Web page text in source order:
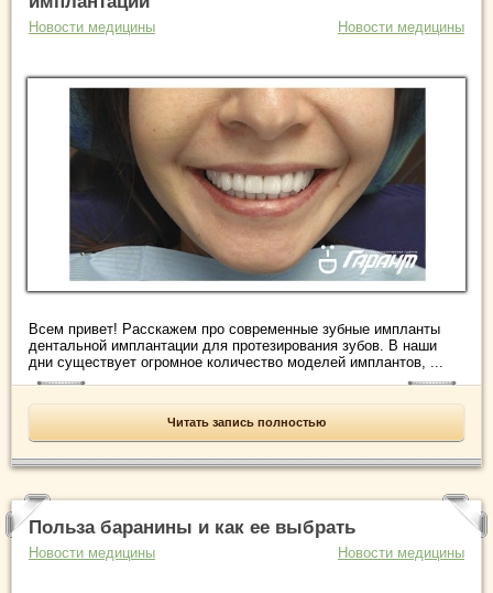
Новости медицины Новости медицины
Всем привет! Расскажем про современные зубные импланты
дентальной имплантации для протезирования зубов. В наши
дни существует огромное количество моделей имплантов, ...
Читать запись полностью
Польза баранины и как ее выбрать
Новости медицины Новости медицины